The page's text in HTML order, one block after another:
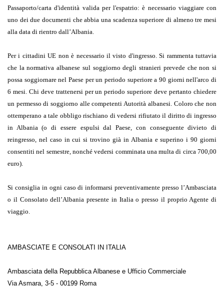
Passaporto/carta d'identità valida per l'espatrio: è necessario viaggiare con
uno dei due documenti che abbia una scadenza superiore di almeno tre mesi
alla data di rientro dall’Albania.
Per i cittadini UE non è necessario il visto d'ingresso.Si rammenta tuttavia
che la normativa albanese sul soggiorno degli stranieri prevede che non si
possa soggiornare nel Paese per un periodo superiore a 90 giorni nell'arco di
6 mesi. Chi deve trattenersi per un periodo superiore deve pertanto chiedere
un permesso di soggiorno alle competenti Autorità albanesi. Coloro che non
ottemperano a tale obbligo rischiano di vedersi rifiutato il diritto di ingresso
in Albania (o di essere espulsi dal Paese, con conseguente divieto di
reingresso, nel caso in cui si trovino già in Albania e superino i 90 giorni
consentiti nel semestre, nonché vedersi comminata una multa di circa 700,00
euro).
Si consiglia in ogni caso di informarsi preventivamente presso l’Ambasciata
o il Consolato dell’Albania presente in Italia o presso il proprio Agente di
viaggio.
AMBASCIATE E CONSOLATI IN ITALIA
Ambasciata della Repubblica Albanese e Ufficio Commerciale
Via Asmara, 3-5 - 00199 Roma